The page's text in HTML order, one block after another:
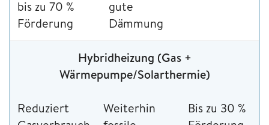
bis zu 70 %
Förderung
gute
Dämmung
Hybridheizung (Gas +
Wärmepumpe/Solarthermie)
Reduziert
Weiterhin
Bis zu 30 %